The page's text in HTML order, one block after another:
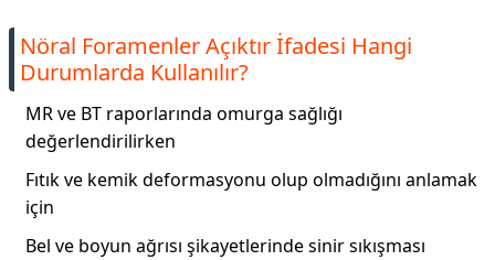
Nöral Foramenler Açıktır İfadesi Hangi
Durumlarda Kullanılır?
MR ve BT raporlarında omurga sağlığı
değerlendirilirken
Fıtık ve kemik deformasyonu olup olmadığını anlamak
için
Bel ve boyun ağrısı şikayetlerinde sinir sıkışması